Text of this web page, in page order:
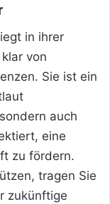
in ihrer
von
Sie ist ein
auch
eine
zu fördern.
tragen Sie
zukünftige